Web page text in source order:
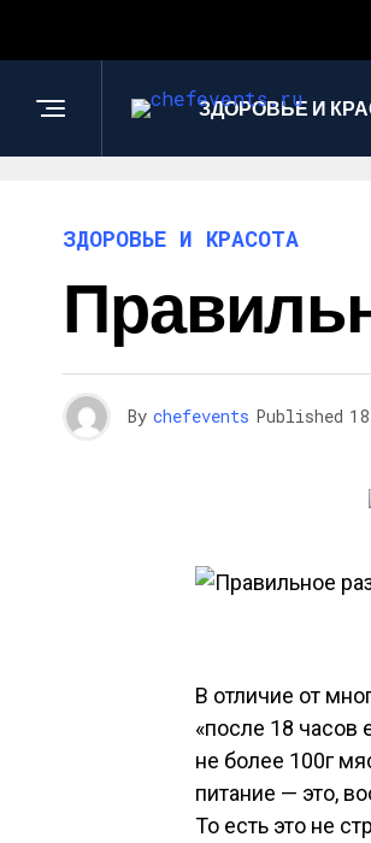
ЗДОРОВЬЕ И
ЗДОРОВЬЕ И КРАСОТА
By chefevents Published
В отличие от
«после 18 часов
не более 100г
питание — это,
То есть это не